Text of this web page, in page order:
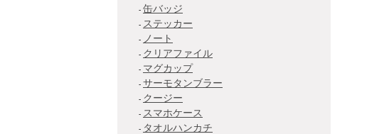
缶バッジ
ステッカー
ノート
クリアファイル
マグカップ
サーモタンブラー
クージー
スマホケース
タオルハンカチ